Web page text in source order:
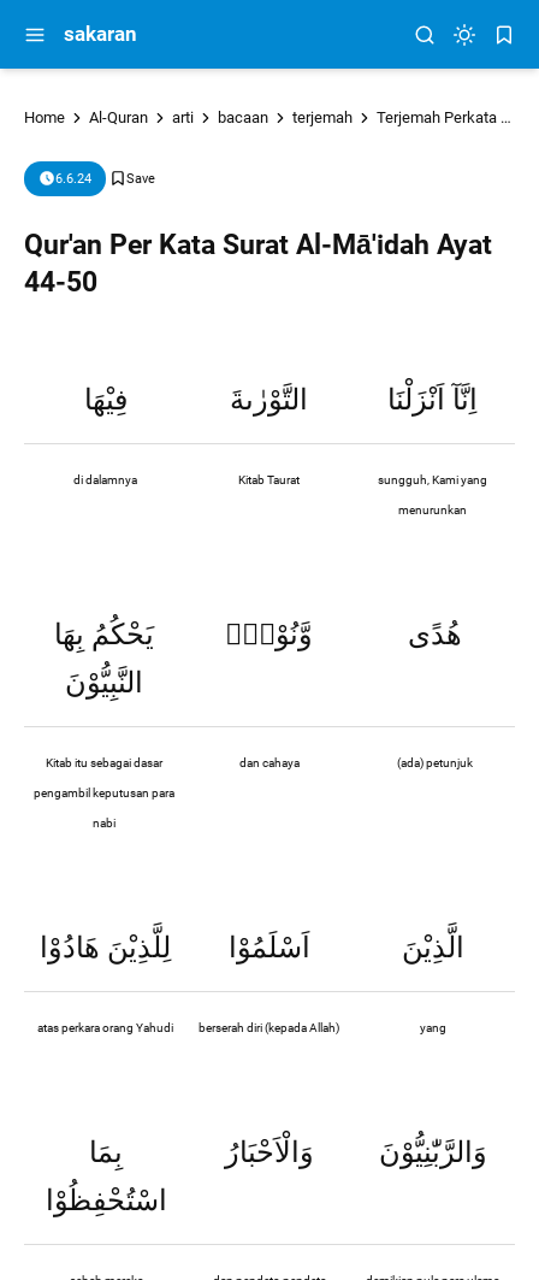
sakaran
Home Al-Quran arti bacaan terjemah Terjemah Perkata
6.6.24
Qur'an Per Kata Surat Al-Mā'idah Ayat
44-50
فِيْهَا التَّوْرٰىةَ اِنَّآ اَنْزَلْنَا
di dalamnya Kitab Taurat sungguh, Kami yang
menurunkan
يَحْكُمُ بِهَا
النَّبِيُّوْنَ
وَّنُوْرٌۚ هُدًى
Kitab itu sebagai dasar
pengambil keputusan para
nabi
dan cahaya (ada) petunjuk
لِلَّذِيْنَ هَادُوْا اَسْلَمُوْا الَّذِيْنَ
atas perkara orang Yahudi berserah diri (kepada Allah) yang
بِمَا
اسْتُحْفِظُوْا
وَالْاَحْبَارُ وَالرَّبّٰنِيُّوْنَ